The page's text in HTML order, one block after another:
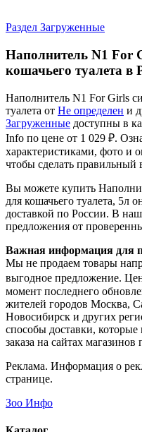
Раздел Загруженные
Наполнитель N1 For
кошачьего туалета в
Наполнитель N1 For Girls
туалета от Не определен и
Загруженные доступны в
Info по цене от 1 029 ₽.
характеристиками, фото и
чтобы сделать правильный
Вы можете купить
для кошачьего туалета, 5л
доставкой по России. В
предложения от
Важная информация для
Мы не продаем товары
выгодное предложение.
момент последнего
жителей городов Москва,
Новосибирск и других
способы доставки,
заказа на сайтах магазинов
Реклама. Информация о
странице.
Зоо Инфо